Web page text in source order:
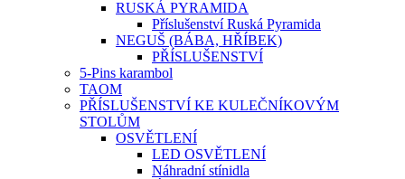
RUSKÁ PYRAMIDA
Příslušenství Ruská Pyramida
NEGUŠ (BÁBA, HŘÍBEK)
PŘÍSLUŠENSTVÍ
5-Pins karambol
TAOM
PŘÍSLUŠENSTVÍ KE KULEČNÍKOVÝM
STOLŮM
OSVĚTLENÍ
LED OSVĚTLENÍ
Náhradní stínidla